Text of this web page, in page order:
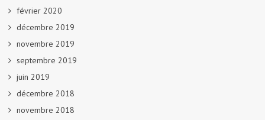
février 2020
décembre 2019
novembre 2019
septembre 2019
juin 2019
décembre 2018
novembre 2018